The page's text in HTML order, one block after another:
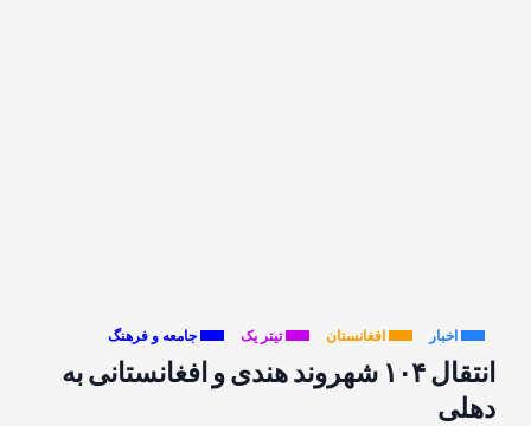
اخبار افغانستان تیتر یک جامعه و فرهنگ
انتقال ۱۰۴ شهروند هندی و افغانستانی به
دهلی